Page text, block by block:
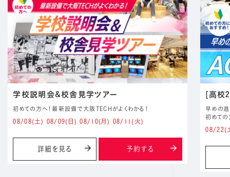
学校説明会&校舎見学ツアー
初めての方へ！最新設備で大阪TECHがよくわかる！
08/08(土) 08/09(日) 08/10(月) 08/11 (火)
詳細を見る 予約する
[高校
早めの
初めての
08/22(